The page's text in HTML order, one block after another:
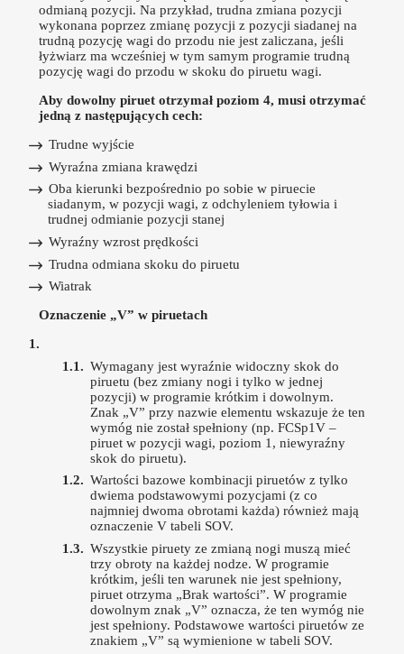
odmianą pozycji. Na przykład, trudna zmiana pozycji
wykonana poprzez zmianę pozycji z pozycji siadanej na
trudną pozycję wagi do przodu nie jest zaliczana, jeśli
łyżwiarz ma wcześniej w tym samym programie trudną
pozycję wagi do przodu w skoku do piruetu wagi.
Aby dowolny piruet otrzymał poziom 4, musi otrzymać
jedną z następujących cech:
Trudne wyjście
Wyraźna zmiana krawędzi
Oba kierunki bezpośrednio po sobie w piruecie
siadanym, w pozycji wagi, z odchyleniem tyłowia i
trudnej odmianie pozycji stanej
Wyraźny wzrost prędkości
Trudna odmiana skoku do piruetu
Wiatrak
Oznaczenie „V” w piruetach
Wymagany jest wyraźnie widoczny skok do
piruetu (bez zmiany nogi i tylko w jednej
pozycji) w programie krótkim i dowolnym.
Znak „V” przy nazwie elementu wskazuje że ten
wymóg nie został spełniony (np. FCSp1V –
piruet w pozycji wagi, poziom 1, niewyraźny
skok do piruetu).
Wartości bazowe kombinacji piruetów z tylko
dwiema podstawowymi pozycjami (z co
najmniej dwoma obrotami każda) również mają
oznaczenie V tabeli SOV.
Wszystkie piruety ze zmianą nogi muszą mieć
trzy obroty na każdej nodze. W programie
krótkim, jeśli ten warunek nie jest spełniony,
piruet otrzyma „Brak wartości”. W programie
dowolnym znak „V” oznacza, że ten wymóg nie
jest spełniony. Podstawowe wartości piruetów ze
znakiem „V” są wymienione w tabeli SOV.